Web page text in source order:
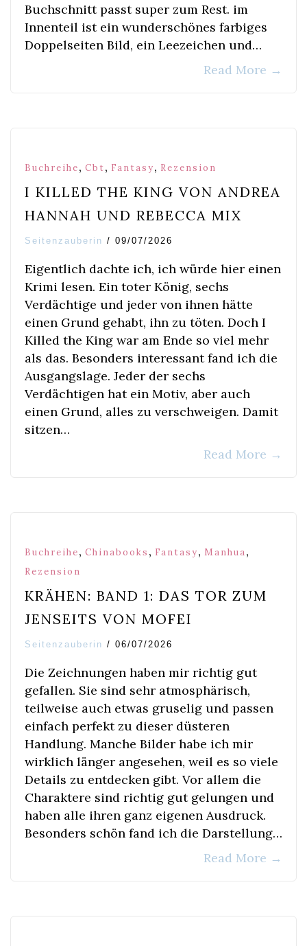
Buchschnitt passt super zum Rest. im
Innenteil ist ein wunderschönes farbiges
Doppelseiten Bild, ein Leezeichen und…
Read More →
Buchreihe, Cbt, Fantasy, Rezension
I KILLED THE KING VON ANDREA
HANNAH UND REBECCA MIX
Seitenzauberin / 09/07/2026
Eigentlich dachte ich, ich würde hier einen
Krimi lesen. Ein toter König, sechs
Verdächtige und jeder von ihnen hätte
einen Grund gehabt, ihn zu töten. Doch I
Killed the King war am Ende so viel mehr
als das. Besonders interessant fand ich die
Ausgangslage. Jeder der sechs
Verdächtigen hat ein Motiv, aber auch
einen Grund, alles zu verschweigen. Damit
sitzen…
Read More →
Buchreihe, Chinabooks , Fantasy, Manhua,
Rezension
KRÄHEN: BAND 1: DAS TOR ZUM
JENSEITS VON MOFEI
Seitenzauberin / 06/07/2026
Die Zeichnungen haben mir richtig gut
gefallen. Sie sind sehr atmosphärisch,
teilweise auch etwas gruselig und passen
einfach perfekt zu dieser düsteren
Handlung. Manche Bilder habe ich mir
wirklich länger angesehen, weil es so viele
Details zu entdecken gibt. Vor allem die
Charaktere sind richtig gut gelungen und
haben alle ihren ganz eigenen Ausdruck.
Besonders schön fand ich die Darstellung…
Read More →